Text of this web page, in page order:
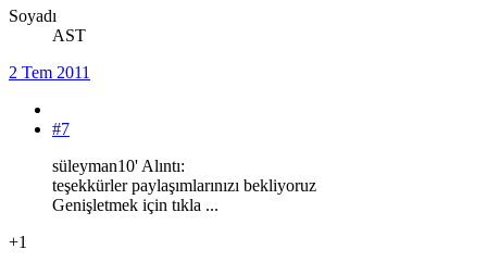
Soyadı
AST
2 Tem 2011
#7
süleyman10' Alıntı:
teşekkürler paylaşımlarınızı bekliyoruz
Genişletmek için tıkla ...
+1